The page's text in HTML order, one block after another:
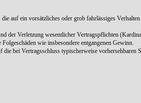
auf ein vorsätzliches oder grob fahrlässiges
der Verletzung wesentlicher Vertragspflichten
wie insbesondere entgangenen Gewinn.
bei Vertragsschluss typischerweise vorhersehbaren